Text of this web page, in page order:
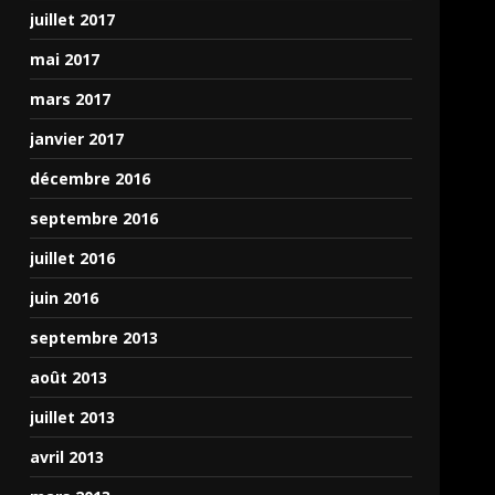
juillet 2017
mai 2017
mars 2017
janvier 2017
décembre 2016
septembre 2016
juillet 2016
juin 2016
septembre 2013
août 2013
juillet 2013
avril 2013